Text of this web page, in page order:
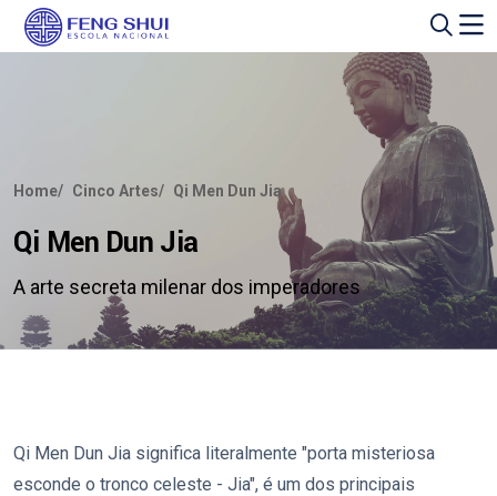
Home Cinco Artes Qi Men Dun Jia
Qi Men Dun Jia
A arte secreta milenar dos imperadores
Qi Men Dun Jia significa literalmente "porta misteriosa
esconde o tronco celeste - Jia", é um dos principais